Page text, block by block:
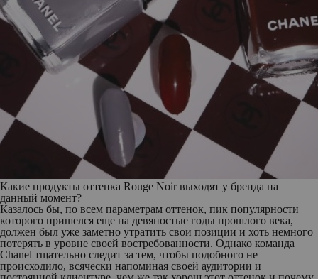
Какие продукты оттенка Rouge Noir выходят у бренда на
данный момент?
Казалось бы, по всем параметрам оттенок, пик популярности
которого пришелся еще на девяностые годы прошлого века,
должен был уже заметно утратить свои позиции и хоть немного
потерять в уровне своей востребованности. Однако команда
Chanel тщательно следит за тем, чтобы подобного не
происходило, всячески напоминая своей аудитории и